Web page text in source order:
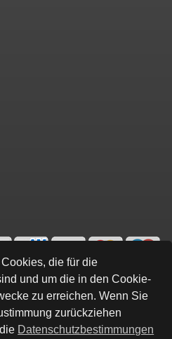
die für die
und um die in den Cookie-
zu erreichen. Wenn Sie
zurückziehen
Datenschutzbestimmungen